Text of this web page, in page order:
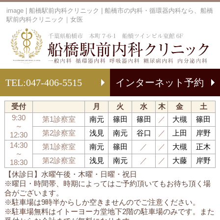
image | 船橋駅前内科クリニック | 船橋市の内科・循環器内科なら、船橋
駅前内科クリニック｜女医
TEL:047-406-5515 インターネット予約
【休診日】水曜午後・木曜・日曜・祝日
※曜日・時間帯、時期によってはご予約頂いてもお待ち頂く場
合がございます。
※駐車場は9時半からしか空きませんのでご注意ください。
※駐車場無料はイトーヨーカ堂地下2階の駐車場のみです。また
受付 月 火 水 木 金
土
9:30
～
12:30
第1診察室 南元 篠田 篠田 ／ 大槻
篠田
第2診察室
浅見 南元 谷口 ／ 上田
岸野
14:30
～
18:30
第1診察室 南元 篠田 ／ ／ 大槻
正木
第2診察室
浅見 南元 ／ ／ 大藤 岸野